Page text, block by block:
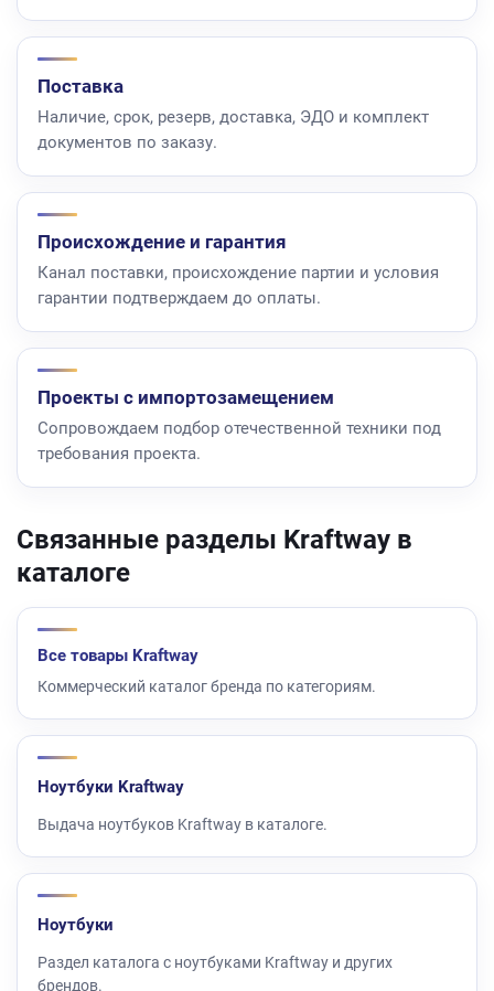
Поставка
Наличие, срок, резерв, доставка, ЭДО и комплект
документов по заказу.
Происхождение и гарантия
Канал поставки, происхождение партии и условия
гарантии подтверждаем до оплаты.
Проекты с импортозамещением
Сопровождаем подбор отечественной техники под
требования проекта.
Связанные разделы Kraftway в
каталоге
Все товары Kraftway
Коммерческий каталог бренда по категориям.
Ноутбуки Kraftway
Выдача ноутбуков Kraftway в каталоге.
Ноутбуки
Раздел каталога с ноутбуками Kraftway и других
брендов.